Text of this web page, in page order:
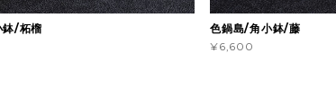
鉢/柘榴
色鍋島/角小鉢/藤
¥6,600